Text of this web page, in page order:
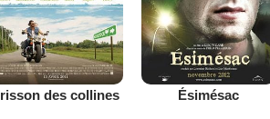
des collines Ésimésac